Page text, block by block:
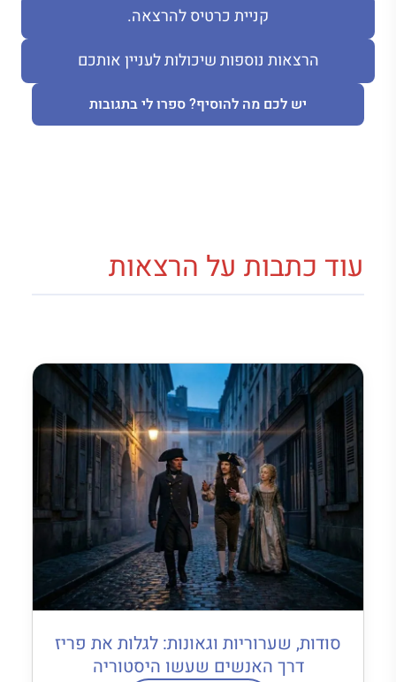
קניית כרטיס להרצאה.
הרצאות נוספות שיכולות לעניין אותכם
יש לכם מה להוסיף? ספרו לי בתגובות
עוד כתבות על הרצאות
סודות, שערוריות וגאונות: לגלות את פריז
דרך האנשים שעשו היסטוריה